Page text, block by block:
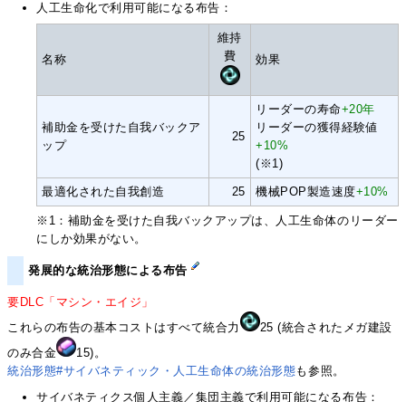
人工生命化で利用可能になる布告：
名称
維持
費
効果
補助金を受けた自我バックア
ップ
25
リーダーの寿命+20年
リーダーの獲得経験値
+10%
(※1)
最適化された自我創造 25 機械POP製造速度+10%
※1：補助金を受けた自我バックアップは、人工生命体のリーダー
にしか効果がない。
発展的な統治形態による布告
要DLC「マシン・エイジ」
これらの布告の基本コストはすべて統合力
25 (統合されたメガ建設
のみ合金
15)。
統治形態#サイバネティック・人工生命体の統治形態も参照。
サイバネティクス個人主義／集団主義で利用可能になる布告：